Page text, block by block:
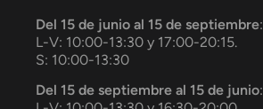
Del 15 de junio al 15 de septiembre:
L-V: 10:00-13:30 y 17:00-20:15.
S: 10:00-13:30
Del 15 de septiembre al 15 de junio: